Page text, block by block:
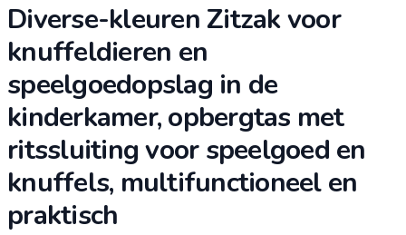
de kinderkamer, opbergtas met r
Diverse-kleuren Zitzak voor
knuffeldieren en
speelgoedopslag in de
kinderkamer, opbergtas met
ritssluiting voor speelgoed en
knuffels, multifunctioneel en
praktisch